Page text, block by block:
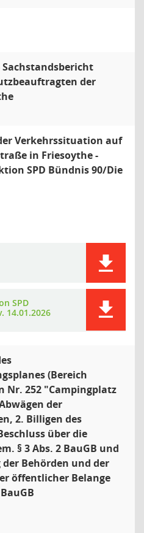
der
Verkehrssituation auf
in Friesoythe -
SPD Bündnis 90/Die
SPD
14.01.2026
(Bereich
Nr. 252 "Campingplatz
der
2. Billigen des
über die
§ 3 Abs. 2 BauGB und
Behörden und der
öffentlicher Belange